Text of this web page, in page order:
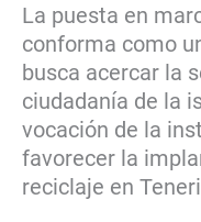
La puesta en
conforma como
busca acercar la
ciudadanía de la
vocación de la
favorecer la
reciclaje en